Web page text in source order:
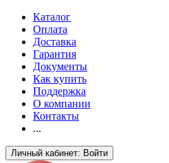
Каталог
Оплата
Доставка
Гарантия
Документы
Как купить
Поддержка
О компании
Контакты
...
Личный кабинет: Войти